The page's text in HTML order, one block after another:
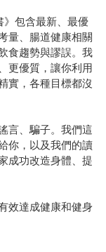
》包含最新、最優
量、腸道健康相關
食趨勢與謬誤。我
更優質，讓你利用
實，各種目標都沒
言、騙子。我們這
你，以及我們的讀
成功改造身體、提
效達成健康和健身